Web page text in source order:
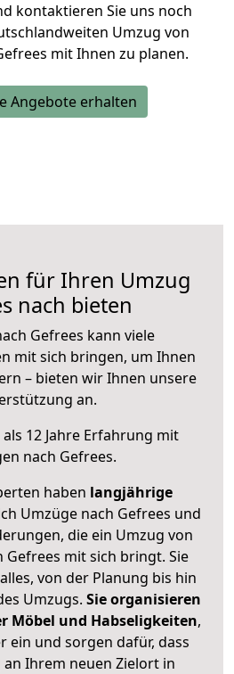
kontaktieren Sie uns noch
Umzug von
mit Ihnen zu planen.
Angebote erhalten
für Ihren Umzug
nach bieten
Gefrees kann viele
mit sich bringen, um Ihnen
– bieten wir Ihnen unsere
an.
12 Jahre Erfahrung mit
nach Gefrees.
haben langjährige
Umzüge nach Gefrees und
die ein Umzug von
Gefrees mit sich bringt. Sie
von der Planung bis hin
Umzugs. Sie organisieren
Möbel und Habseligkeiten,
ein und sorgen dafür, dass
Ihrem neuen Zielort in